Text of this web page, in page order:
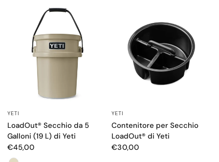
YETI
LoadOut® Secchio da 5
Galloni (19 L) di Yeti
€45,00
YETI
Contenitore per Secchio
LoadOut® di Yeti
€30,00